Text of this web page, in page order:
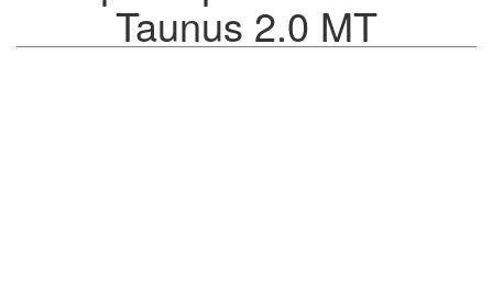
Taunus 2.0 MT